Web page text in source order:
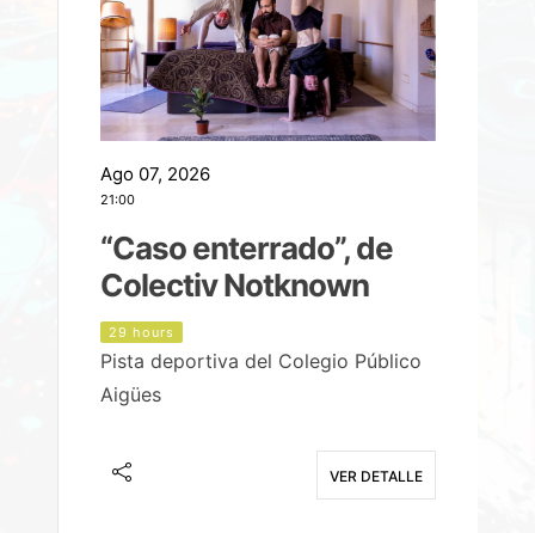
Ago 07, 2026
21:00
“Caso enterrado”, de
Colectiv Notknown
29 hours
Pista deportiva del Colegio Público
Aigües
VER DETALLE